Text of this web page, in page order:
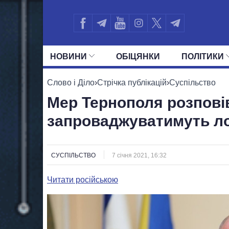
НОВИНИ ОБIЦЯНКИ ПОЛIТИКИ
УСІ ПОЛІТИКИ ПРЕЗИДЕНТ І ОФІС
Слово і Діло›Стрічка публікацій›Суспільство
Мер Тернополя
запроваджуватимуть
СУСПІЛЬСТВО 7 січня 2021, 16:32
Читати російською